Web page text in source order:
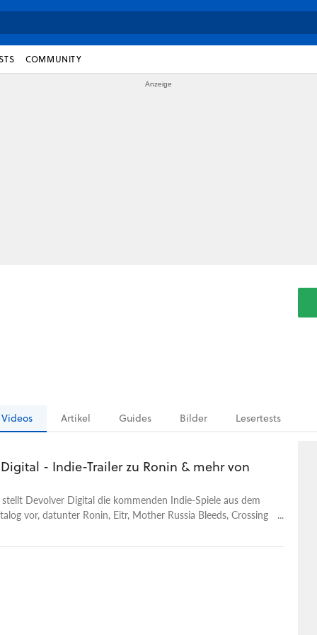
COMMUNITY
Videos Artikel Guides Bilder Lesertests
- Indie-Trailer zu Ronin & mehr von
stellt Devolver Digital die kommenden Indie-Spiele aus dem
vor, datunter Ronin, Eitr, Mother Russia Bleeds, Crossing